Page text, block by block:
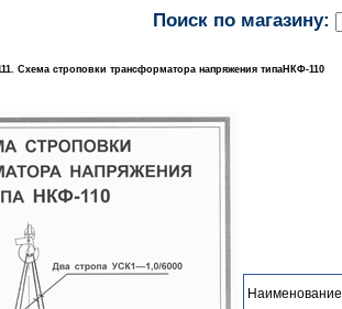
Поиск по магазину:
Схема строповки трансформатора напряжения типаНКФ-110
Наименование